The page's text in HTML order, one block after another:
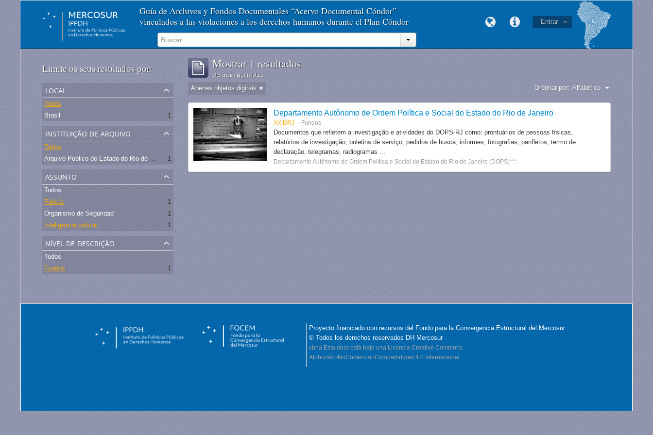
Guía de Archivos y Fondos Documentales “Acervo Documental Cóndor”
vinculados a las violaciones a los derechos humanos durante el Plan Cóndor
Entrar
Limite os seus resultados por:
local
Todos
Brasil
1
instituição de arquivo
Todos
Arquivo Publico do Estado do Rio de Janeiro -
1
assunto
Todos
Policía
1
Organismo de Seguridad
1
Inteligencia policial
1
nível de descrição
Todos
Fundos
1
Mostrar 1 resultados
Descrição arquivística
Apenas objetos digitais Ordenar por: Alfabético
Departamento Autônomo de Ordem Política e Social do Estado do Rio de Janeiro
XX DRJ Fundos
Documentos que refletem a investigação e atividades do DOPS-RJ como: prontuários de pessoas físicas,
relatórios de investigação, boletins de serviço, pedidos de busca, informes, fotografias, panfletos, termo de
declaração, telegramas, radiogramas ...
Departamento Autônomo de Ordem Política e Social do Estado do Rio de Janeiro (DOPS)***
Proyecto financiado con recursos del Fondo para la Convergencia Estructural del Mercosur
© Todos los derechos reservados DH Mercosur
cbna Esta obra está bajo una Licencia Creative Commons
Atribución-NoComercial-CompartirIgual 4.0 Internacional.